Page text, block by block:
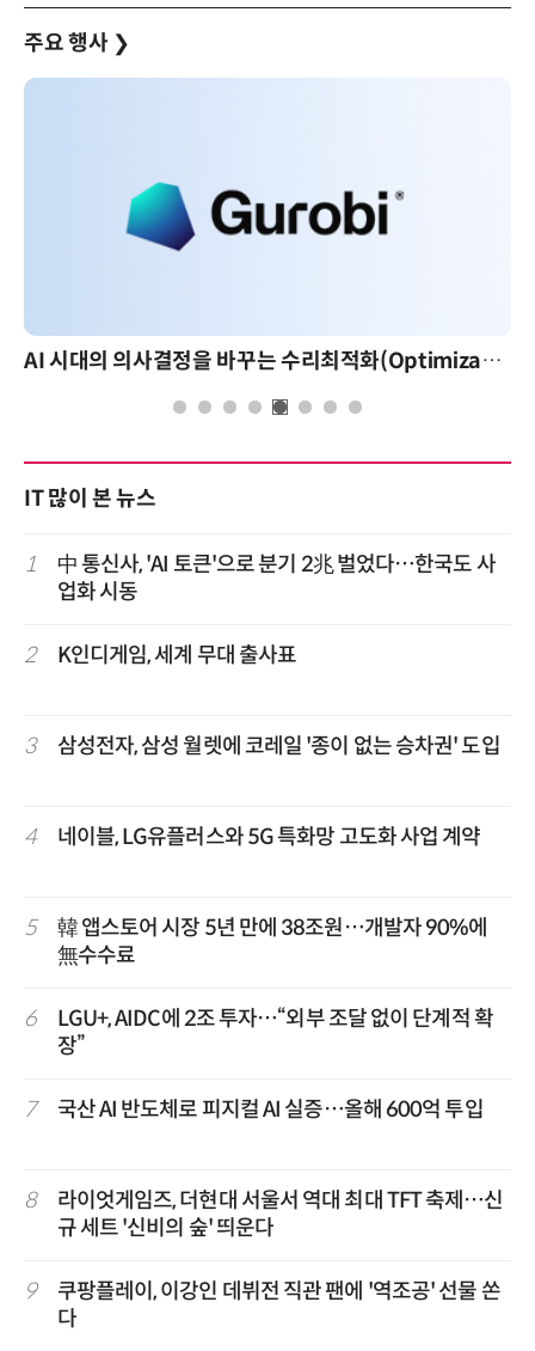
주요 행사 ❯
AI 시대의 의사결정을 바꾸는 수리최적화(Optimization): 실제 산업 적용 사례와 활용 전략
IT 많이 본 뉴스
1
中 통신사, 'AI 토큰'으로 분기 2兆 벌었다…한국도 사
업화 시동
2 K인디게임, 세계 무대 출사표
3 삼성전자, 삼성 월렛에 코레일 '종이 없는 승차권' 도입
4 네이블, LG유플러스와 5G 특화망 고도화 사업 계약
5
韓 앱스토어 시장 5년 만에 38조원…개발자 90%에
無수수료
6
LGU+, AIDC에 2조 투자…“외부 조달 없이 단계적 확
장”
7 국산 AI 반도체로 피지컬 AI 실증…올해 600억 투입
8
라이엇게임즈, 더현대 서울서 역대 최대 TFT 축제…신
규 세트 '신비의 숲' 띄운다
9
쿠팡플레이, 이강인 데뷔전 직관 팬에 '역조공' 선물 쏜
다